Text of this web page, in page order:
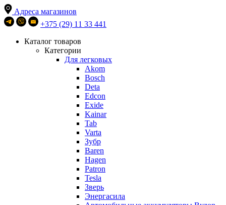
Адреса магазинов
+375 (29) 11 33 441
Каталог товаров
Категории
Для легковых
Akom
Bosch
Deta
Edcon
Exide
Kainar
Tab
Varta
Зубр
Baren
Hagen
Patron
Tesla
Зверь
Энергасила